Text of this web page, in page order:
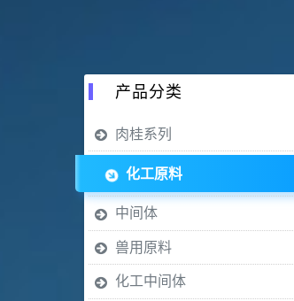
产品分类
肉桂系列
化工原料
中间体
兽用原料
化工中间体